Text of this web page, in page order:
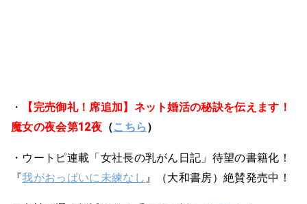
・
【完売御礼！席追加】ネット婚活の秘訣を伝えます！
魔女の夜会第12夜（こちら ）
・ウートピ連載「女社長の乳がん日記」待望の書籍化！
『我がおっぱいに未練なし 』（大和書房）絶賛発売中！